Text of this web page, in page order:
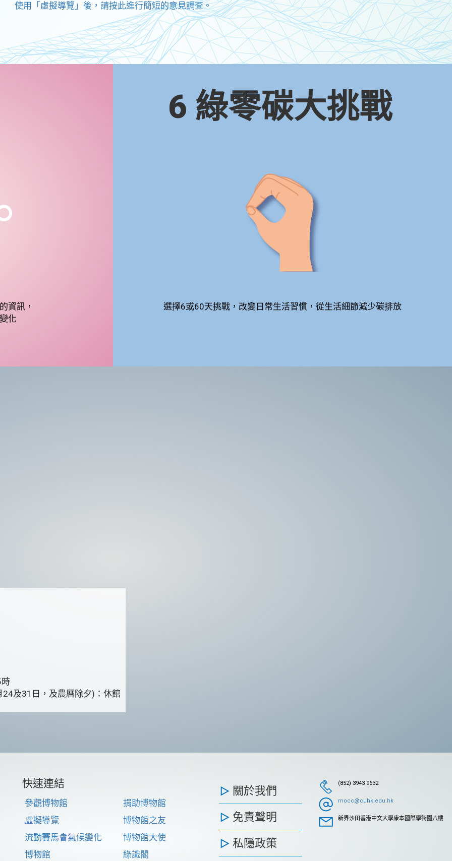
使用「虛擬導覽」後，請按此進行簡短的意見調查。
資訊，
化
6 綠零碳大挑戰
選擇6或60天挑戰，改變日常生活習慣，從生活細節減少碳排放
及31日，及農曆除夕)：休館
快速連結
參觀博物館
虛擬導覽
流動賽馬會氣候變化
博物館
捐助博物館
博物館之友
博物館大使
綠識閣
關於我們
免責聲明
私隱政策
(852) 3943 9632
mocc@cuhk.edu.hk
新界沙田香港中文大學康本國際學術園八樓